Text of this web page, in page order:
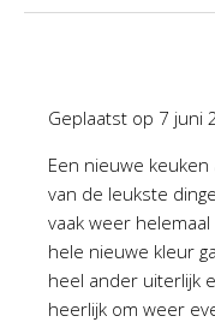
Geplaatst op 7 juni
Een nieuwe
van de leukste
vaak weer
hele nieuwe kleur
heel ander uiterlijk
heerlijk om weer